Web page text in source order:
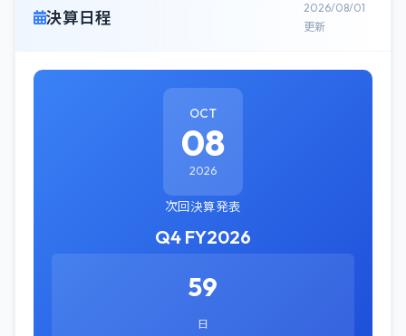
決算日程
2026/08/01
更新
OCT
08
2026
次回決算発表
Q4 FY2026
59
日